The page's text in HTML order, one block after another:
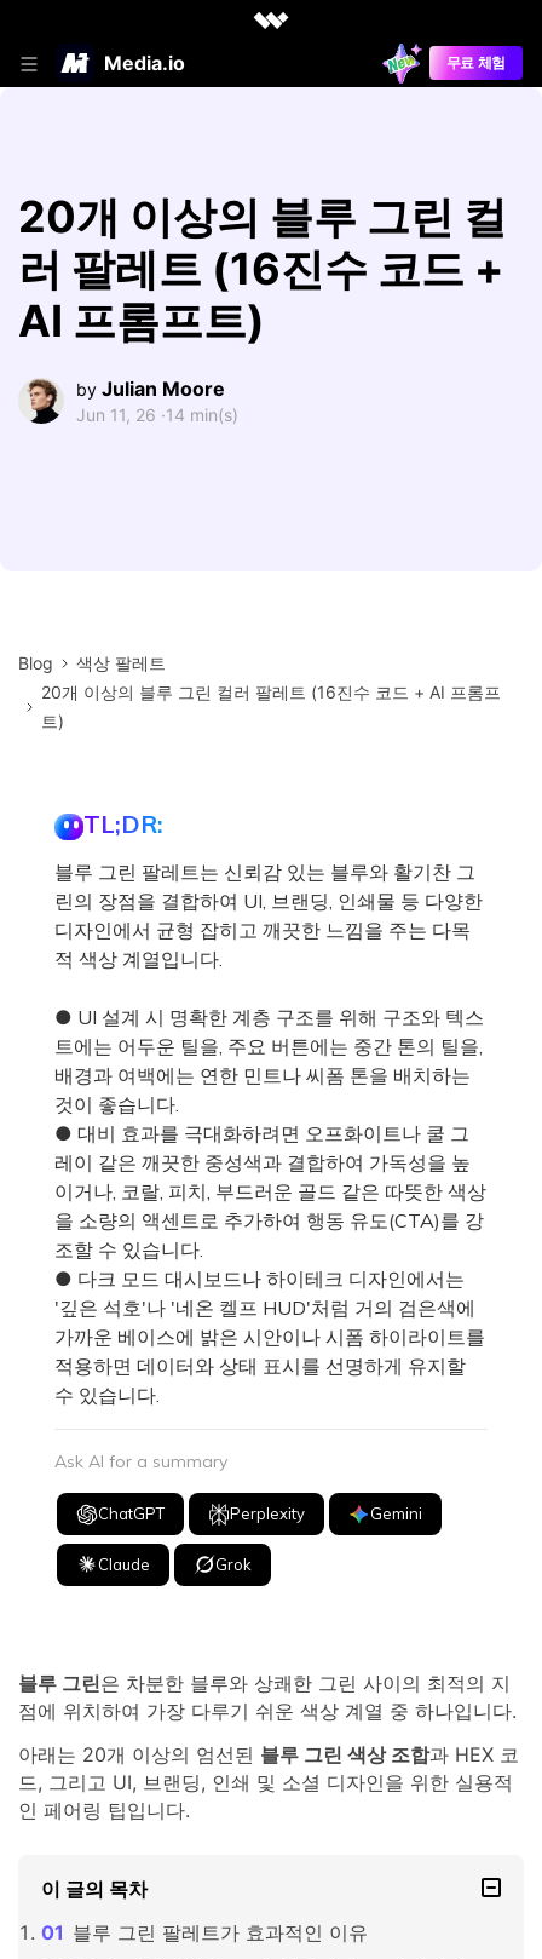
Media.io 무료 체험
20개 이상의 블루 그린 컬
러 팔레트 (16진수 코드 +
AI 프롬프트)
by Julian Moore
Jun 11, 26 ·14 min(s)
Blog
색상 팔레트
20개 이상의 블루 그린 컬러 팔레트 (16진수 코드 + AI 프롬프
트)
TL;DR:
블루 그린 팔레트는 신뢰감 있는 블루와 활기찬 그
린의 장점을 결합하여 UI, 브랜딩, 인쇄물 등 다양한
디자인에서 균형 잡히고 깨끗한 느낌을 주는 다목
적 색상 계열입니다.
● UI 설계 시 명확한 계층 구조를 위해 구조와 텍스
트에는 어두운 틸을, 주요 버튼에는 중간 톤의 틸을,
배경과 여백에는 연한 민트나 씨폼 톤을 배치하는
것이 좋습니다.
● 대비 효과를 극대화하려면 오프화이트나 쿨 그
레이 같은 깨끗한 중성색과 결합하여 가독성을 높
이거나, 코랄, 피치, 부드러운 골드 같은 따뜻한 색상
을 소량의 액센트로 추가하여 행동 유도(CTA)를 강
조할 수 있습니다.
● 다크 모드 대시보드나 하이테크 디자인에서는
'깊은 석호'나 '네온 켈프 HUD'처럼 거의 검은색에
가까운 베이스에 밝은 시안이나 시폼 하이라이트를
적용하면 데이터와 상태 표시를 선명하게 유지할
수 있습니다.
Ask AI for a summary
ChatGPT Perplexity Gemini
Claude Grok
블루 그린은 차분한 블루와 상쾌한 그린 사이의 최적의 지
점에 위치하여 가장 다루기 쉬운 색상 계열 중 하나입니다.
아래는 20개 이상의 엄선된 블루 그린 색상 조합과 HEX 코
드, 그리고 UI, 브랜딩, 인쇄 및 소셜 디자인을 위한 실용적
인 페어링 팁입니다.
이 글의 목차
블루 그린 팔레트가 효과적인 이유